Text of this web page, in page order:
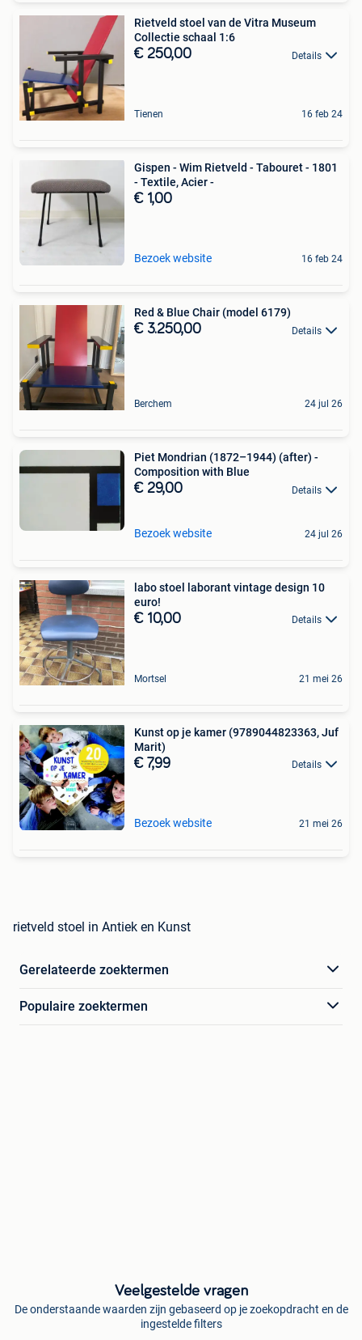
Rietveld stoel van de Vitra Museum
Collectie schaal 1:6
€ 250,00 Details
Tienen 16 feb 24
Gispen - Wim Rietveld - Tabouret - 1801
- Textile, Acier -
€ 1,00
Bezoek website 16 feb 24
Red & Blue Chair (model 6179)
€ 3.250,00 Details
Berchem 24 jul 26
Piet Mondrian (1872–1944) (after) -
Composition with Blue
€ 29,00 Details
Bezoek website 24 jul 26
labo stoel laborant vintage design 10
euro!
€ 10,00 Details
Mortsel 21 mei 26
Kunst op je kamer (9789044823363, Juf
Marit)
€ 7,99 Details
Bezoek website 21 mei 26
rietveld stoel in Antiek en Kunst
Gerelateerde zoektermen
Populaire zoektermen
Veelgestelde vragen
De onderstaande waarden zijn gebaseerd op je zoekopdracht en de
ingestelde filters